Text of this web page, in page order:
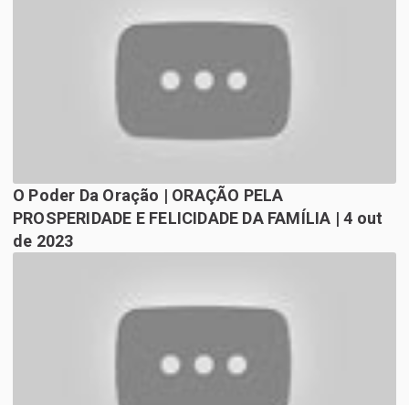
O Poder Da Oração | ORAÇÃO PELA
PROSPERIDADE E FELICIDADE DA FAMÍLIA | 4 out
de 2023